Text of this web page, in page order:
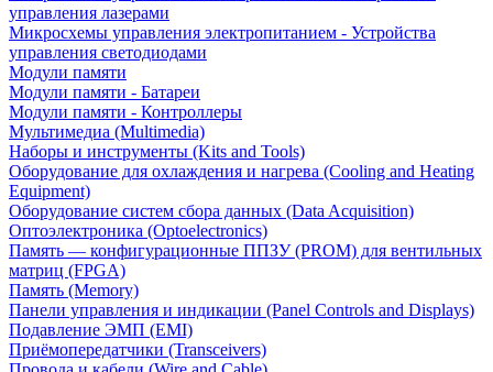
управления лазерами
Микросхемы управления электропитанием - Устройства
управления светодиодами
Модули памяти
Модули памяти - Батареи
Модули памяти - Контроллеры
Мультимедиа (Multimedia)
Наборы и инструменты (Kits and Tools)
Оборудование для охлаждения и нагрева (Cooling and Heating
Equipment)
Оборудование систем сбора данных (Data Acquisition)
Оптоэлектроника (Optoelectronics)
Память — конфигурационные ППЗУ (PROM) для вентильных
матриц (FPGA)
Память (Memory)
Панели управления и индикации (Panel Controls and Displays)
Подавление ЭМП (EMI)
Приёмопередатчики (Transceivers)